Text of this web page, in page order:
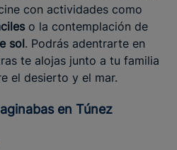
con actividades como
o la contemplación de
sol. Podrás adentrarte en
te alojas junto a tu familia
el desierto y el mar.
en Túnez